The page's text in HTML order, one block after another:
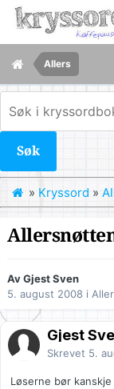
Allers
Søk
» Kryssord »
Av Gjest Sven
5. august 2008 i
Gjest
Skrevet 5.
Løserne bør